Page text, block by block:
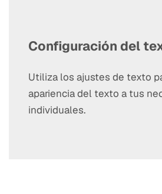
Configuración del
Utiliza los ajustes de texto
apariencia del texto a tus
individuales.